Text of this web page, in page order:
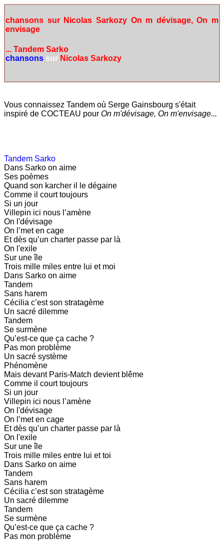
chansons sur Nicolas Sarkozy On m dévisage, On m
envisage
... Tandem Sarko
chansons sur Nicolas Sarkozy
Vous connaissez Tandem où Serge Gainsbourg s'était
inspiré de COCTEAU pour On m'dévisage, On m'envisage...
Tandem Sarko
Dans Sarko on aime
Ses poèmes
Quand son karcher il le dégaine
Comme il court toujours
Si un jour
Villepin ici nous l’amène
On l'dévisage
On l’met en cage
Et dès qu’un charter passe par là
On l'exile
Sur une île
Trois mille miles entre lui et moi
Dans Sarko on aime
Tandem
Sans harem
Cécilia c’est son stratagème
Un sacré dilemme
Tandem
Se surmène
Qu’est-ce que ça cache ?
Pas mon problème
Un sacré système
Phénomène
Mais devant Paris-Match devient blême
Comme il court toujours
Si un jour
Villepin ici nous l’amène
On l'dévisage
On l’met en cage
Et dès qu’un charter passe par là
On l'exile
Sur une île
Trois mille miles entre lui et toi
Dans Sarko on aime
Tandem
Sans harem
Cécilia c’est son stratagème
Un sacré dilemme
Tandem
Se surmène
Qu’est-ce que ça cache ?
Pas mon problème